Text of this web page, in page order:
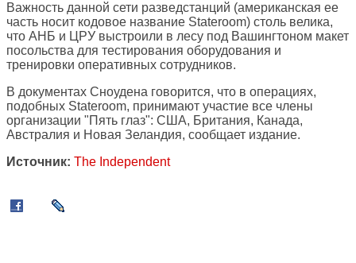
Важность данной сети разведстанций (американская ее
часть носит кодовое название Stateroom) столь велика,
что АНБ и ЦРУ выстроили в лесу под Вашингтоном макет
посольства для тестирования оборудования и
тренировки оперативных сотрудников.
В документах Сноудена говорится, что в операциях,
подобных Stateroom, принимают участие все члены
организации "Пять глаз": США, Британия, Канада,
Австралия и Новая Зеландия, сообщает издание.
Источник: The Independent